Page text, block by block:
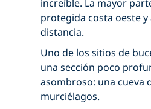
increíble. La mayor
protegida costa oeste
distancia.
Uno de los sitios de
una sección poco
asombroso: una cueva
murciélagos.